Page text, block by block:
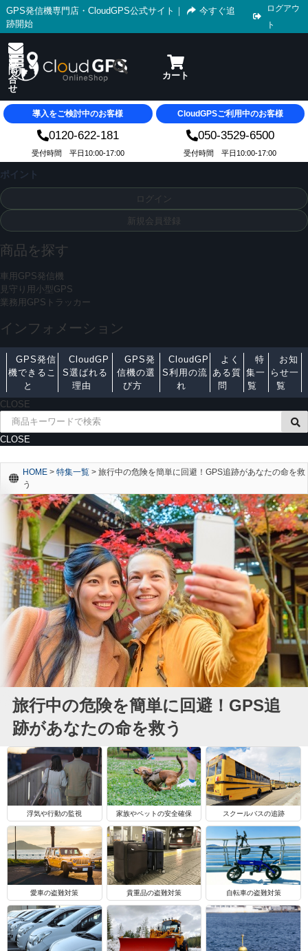
GPS発信機専門店・CloudGPS公式サイト ｜
今すぐ追
跡開始
ログアウ
ト
導入をご検討中のお客様 CloudGPSご利用中のお客様
0120-622-181 050-3529-6500
受付時間 平日10:00-17:00 受付時間 平日10:00-17:00
ポイント
ログイン
新規会員登録
商品を探す
車用GPS発信機
見守り用小型GPS
業務用GPSトラッカー
インフォメーション
GPS発信
機できるこ
と
CloudGP
S選ばれる
理由
GPS発
信機の選
び方
CloudGP
S利用の流
れ
よく
ある質
問
特
集一
覧
お知
らせ一
覧
CLOSE
CLOSE
HOME > 特集一覧 > 旅行中の危険を簡単に回避！GPS追跡があなたの命を救
う
旅行中の危険を簡単に回避！GPS追
跡があなたの命を救う
浮気や行動の監視 家族やペットの安全確保 スクールバスの追跡
愛車の盗難対策 貴重品の盗難対策 自転車の盗難対策